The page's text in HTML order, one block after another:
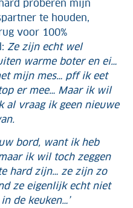
proberen mijn
te houden,
voor 100%
Ze zijn echt wel
warme boter en ei…
mijn mes… pff ik eet
er mee… Maar ik wil
al vraag ik geen nieuwe
bord, want ik heb
ik wil toch zeggen
hard zijn… ze zijn zo
ze eigenlijk echt niet
de keuken…’